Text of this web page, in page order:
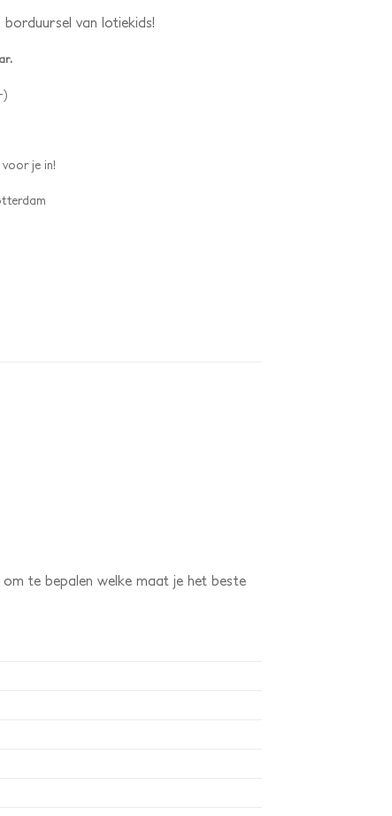
van lotiekids!
)
je in!
te bepalen welke maat je het beste